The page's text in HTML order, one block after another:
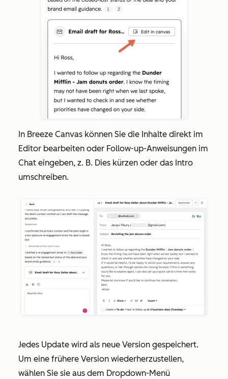
In Breeze Canvas können Sie die Inhalte direkt im
Editor bearbeiten oder Follow-up-Anweisungen im
Chat eingeben, z. B. Dies kürzen oder das Intro
umschreiben.
Jedes Update wird als neue Version gespeichert.
Um eine frühere Version wiederherzustellen,
wählen Sie sie aus dem Dropdown-Menü